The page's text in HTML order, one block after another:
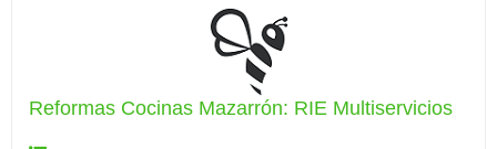
Reformas Cocinas Mazarrón: RIE Multiservicios